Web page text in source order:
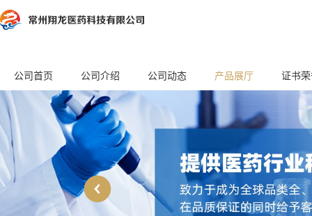
公司首页 公司介绍 公司动态 产品展厅 证书